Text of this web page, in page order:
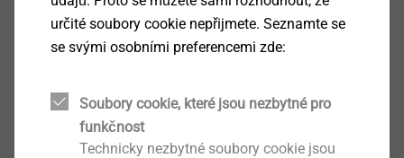
Ke stažení
Čeština
určité soubory cookie nepřijmete. Seznamte se
se svými osobními preferencemi zde:
Soubory cookie, které jsou nezbytné pro
funkčnost
Technicky nezbytné soubory cookie jsou